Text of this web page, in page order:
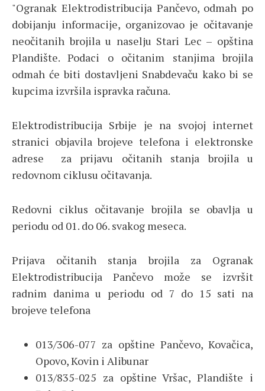
"Ogranak Elektrodistribucija Pančevo, odmah po
dobijanju informacije, organizovao je očitavanje
neočitanih brojila u naselјu Stari Lec – opština
Plandište. Podaci o očitanim stanjima brojila
odmah će biti dostavlјeni Snabdevaču kako bi se
kupcima izvršila ispravka računa.
Elektrodistribucija Srbije je na svojoj internet
stranici objavila brojeve telefona i elektronske
adrese za prijavu očitanih stanja brojila u
redovnom ciklusu očitavanja.
Redovni ciklus očitavanje brojila se obavlјa u
periodu od 01. do 06. svakog meseca.
Prijava očitanih stanja brojila za Ogranak
Elektrodistribucija Pančevo može se izvršit
radnim danima u periodu od 7 do 15 sati na
brojeve telefona
013/306-077 za opštine Pančevo, Kovačica,
Opovo, Kovin i Alibunar
013/835-025 za opštine Vršac, Plandište i